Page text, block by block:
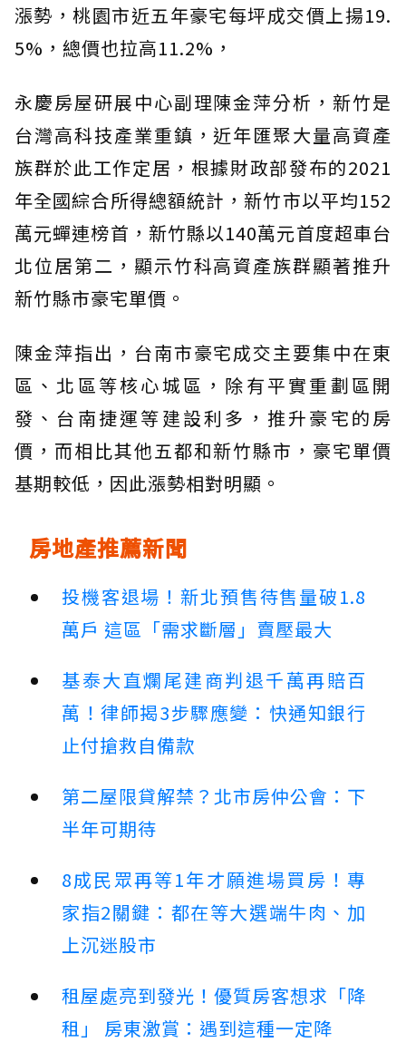
漲勢，桃園市近五年豪宅每坪成交價上揚19.
5%，總價也拉高11.2%，
永慶房屋研展中心副理陳金萍分析，新竹是
台灣高科技產業重鎮，近年匯聚大量高資產
族群於此工作定居，根據財政部發布的2021
年全國綜合所得總額統計，新竹市以平均152
萬元蟬連榜首，新竹縣以140萬元首度超車台
北位居第二，顯示竹科高資產族群顯著推升
新竹縣市豪宅單價。
陳金萍指出，台南市豪宅成交主要集中在東
區、北區等核心城區，除有平實重劃區開
發、台南捷運等建設利多，推升豪宅的房
價，而相比其他五都和新竹縣市，豪宅單價
基期較低，因此漲勢相對明顯。
房地產推薦新聞
投機客退場！新北預售待售量破1.8
萬戶 這區「需求斷層」賣壓最大
基泰大直爛尾建商判退千萬再賠百
萬！律師揭3步驟應變：快通知銀行
止付搶救自備款
第二屋限貸解禁？北市房仲公會：下
半年可期待
8成民眾再等1年才願進場買房！專
家指2關鍵：都在等大選端牛肉、加
上沉迷股市
租屋處亮到發光！優質房客想求「降
租」 房東激賞：遇到這種一定降